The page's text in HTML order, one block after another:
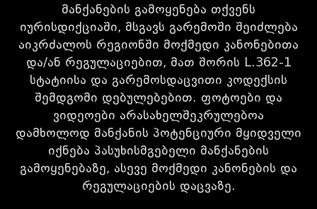
მანქანების გამოყენება თქვენს
იურისდიქციაში, მსგავს გარემოში შეიძლება
აიკრძალოს რეგიონში მოქმედი კანონებითა
და/ან რეგულაციებით, მათ შორის L.362-1
სტატიისა და გარემოსდაცვითი კოდექსის
შემდგომი დებულებებით. ფოტოები და
ვიდეოები არასახელშეკრულებოა
დამხოლოდ მანქანის პოტენციური მყიდველი
იქნება პასუხისმგებელი მანქანების
გამოყენებაზე, ასევე მოქმედი კანონების და
რეგულაციების დაცვაზე.